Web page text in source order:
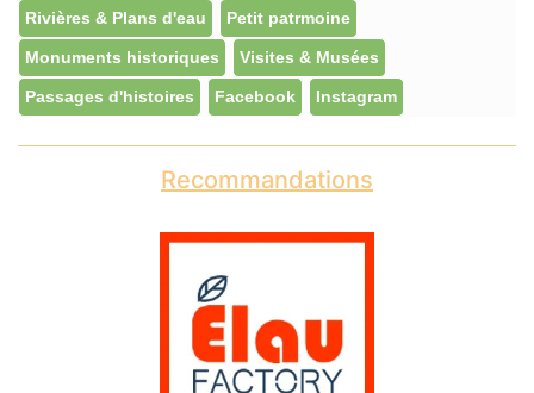
Rivières & Plans d'eau Petit patrmoine
Monuments historiques Visites & Musées
Passages d'histoires Facebook Instagram
Recommandations